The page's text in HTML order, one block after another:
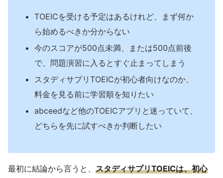
TOEICを受ける予定はあるけれど、まず何か
ら始めるべきか分からない
今のスコアが500点未満、または500点前後
で、問題演習に入るとすぐ止まってしまう
スタディサプリTOEICが初心者向けなのか、
料金を見る前に学習順を知りたい
abceedなど他のTOEICアプリと迷っていて、
どちらを先に試すべきか判断したい
最初に結論から言うと、 スタディサプリTOEICは、初心